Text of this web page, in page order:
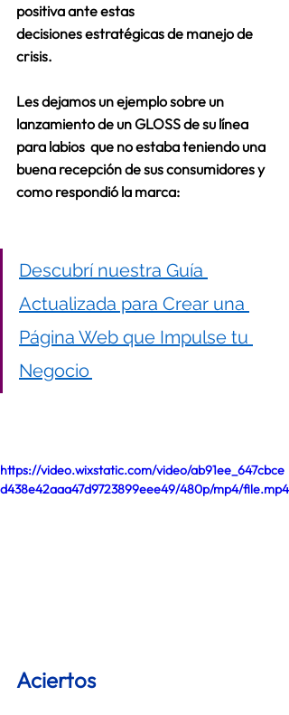
positiva ante estas
decisiones estratégicas de manejo de
crisis.
Les dejamos un ejemplo sobre un
lanzamiento de un GLOSS de su línea
para labios  que no estaba teniendo una
buena recepción de sus consumidores y
como respondió la marca:
Descubrí nuestra Guía
Actualizada para Crear una
Página Web que Impulse tu
Negocio
https://video.wixstatic.com/video/ab91ee_647cbce
d438e42aaa47d9723899eee49/480p/mp4/file.mp4
Aciertos